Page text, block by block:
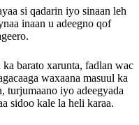
si qadarin iyo sinaan leh
inaan u adeegno qof
barato xarunta, fadlan wac
waxaana masuul ka
turjumaano iyo adeegyada
sidoo kale la heli karaa.